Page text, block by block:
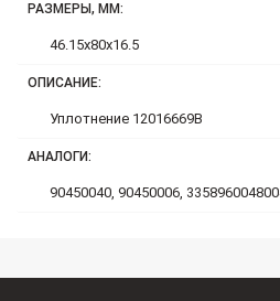
РАЗМЕРЫ, ММ:
46.15x80x16.5
ОПИСАНИЕ:
Уплотнение 12016669B
АНАЛОГИ:
90450040, 90450006,